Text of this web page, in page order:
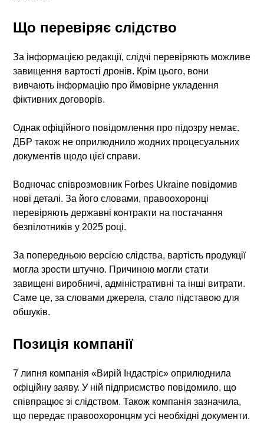
Що перевіряє слідство
За інформацією редакції, слідчі перевіряють можливе
завищення вартості дронів. Крім цього, вони
вивчають інформацію про ймовірне укладення
фіктивних договорів.
Однак офіційного повідомлення про підозру немає.
ДБР також не оприлюднило жодних процесуальних
документів щодо цієї справи.
Водночас співрозмовник Forbes Ukraine повідомив
нові деталі. За його словами, правоохоронці
перевіряють державні контракти на постачання
безпілотників у 2025 році.
За попередньою версією слідства, вартість продукції
могла зрости штучно. Причиною могли стати
завищені виробничі, адміністративні та інші витрати.
Саме це, за словами джерела, стало підставою для
обшуків.
Позиція компанії
7 липня компанія «Вирій Індастріс» оприлюднила
офіційну заяву. У ній підприємство повідомило, що
співпрацює зі слідством. Також компанія зазначила,
що передає правоохоронцям усі необхідні документи.